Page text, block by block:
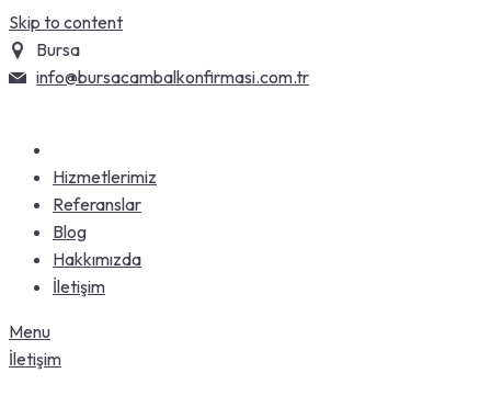
Skip to content
Bursa
info@bursacambalkonfirmasi.com.tr
Hizmetlerimiz
Referanslar
Blog
Hakkımızda
İletişim
Menu
İletişim